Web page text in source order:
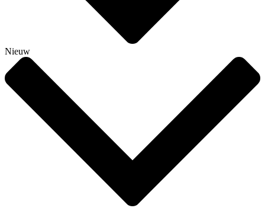
Nieuw